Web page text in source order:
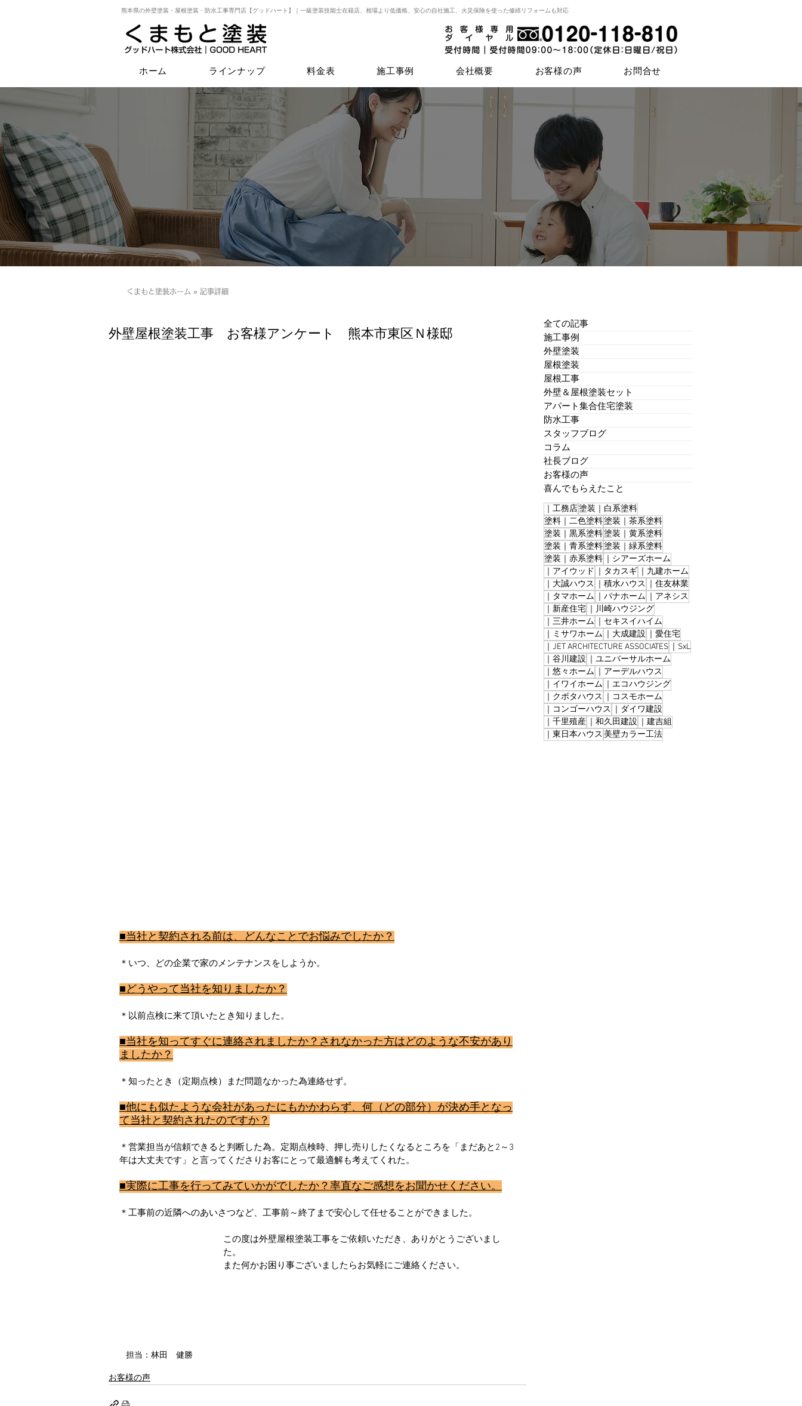
熊本県の外壁塗装・屋根塗装・防水工事専門店【グッドハート】｜一級塗装技能士在籍店、相場より低価格、安心の自社施工、火災保険を使った修繕リフォームも対応
ホーム ラインナップ 料金表 施工事例 会社概要 お客様の声 お問合せ
くまもと塗装ホーム » 記事詳細
外壁屋根塗装工事 お客様アンケート 熊本市東区Ｎ様邸
■当社と契約される前は、どんなことでお悩みでしたか？
＊いつ、どの企業で家のメンテナンスをしようか。
■どうやって当社を知りましたか？
＊以前点検に来て頂いたとき知りました。
■当社を知ってすぐに連絡されましたか？されなかった方はどのような不安があり
ましたか？
＊知ったとき（定期点検）まだ問題なかった為連絡せず。
■他にも似たような会社があったにもかかわらず、何（どの部分）が決め手となっ
て当社と契約されたのですか？
＊営業担当が信頼できると判断した為。定期点検時、押し売りしたくなるところを「まだあと2～3
年は大丈夫です」と言ってくださりお客にとって最適解も考えてくれた。
■実際に工事を行ってみていかがでしたか？率直なご感想をお聞かせください。
＊工事前の近隣へのあいさつなど、工事前～終了まで安心して任せることができました。
担当：林田　健勝
この度は外壁屋根塗装工事をご依頼いただき、ありがとうございまし
た。
また何かお困り事ございましたらお気軽にご連絡ください。
お客様の声
全ての記事
施工事例
外壁塗装
屋根塗装
屋根工事
外壁＆屋根塗装セット
アパート集合住宅塗装
防水工事
スタッフブログ
コラム
社長ブログ
お客様の声
喜んでもらえたこと
｜工務店塗装｜白系塗料
塗料｜二色塗料塗装｜茶系塗料
塗装｜黒系塗料塗装｜黄系塗料
塗装｜青系塗料塗装｜緑系塗料
塗装｜赤系塗料
｜シアーズホーム
｜アイウッド
｜タカスギ
｜九建ホーム
｜大誠ハウス
｜積水ハウス
｜住友林業
｜タマホーム
｜パナホーム
｜アネシス
｜新産住宅
｜川崎ハウジング
｜三井ホーム
｜セキスイハイム
｜ミサワホーム
｜大成建設
｜愛住宅
｜JET ARCHITECTURE ASSOCIATES
｜SxL
｜谷川建設
｜ユニバーサルホーム
｜悠々ホーム
｜アーデルハウス
｜イワイホーム
｜エコハウジング
｜クボタハウス
｜コスモホーム
｜コンゴーハウス
｜ダイワ建設
｜千里殖産
｜和久田建設
｜建吉組
｜東日本ハウス 美壁カラー工法